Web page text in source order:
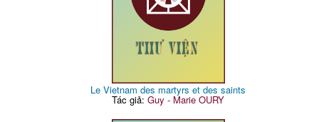
Le Vietnam des martyrs et des saints
Tác giả:Guy - Marie OURY